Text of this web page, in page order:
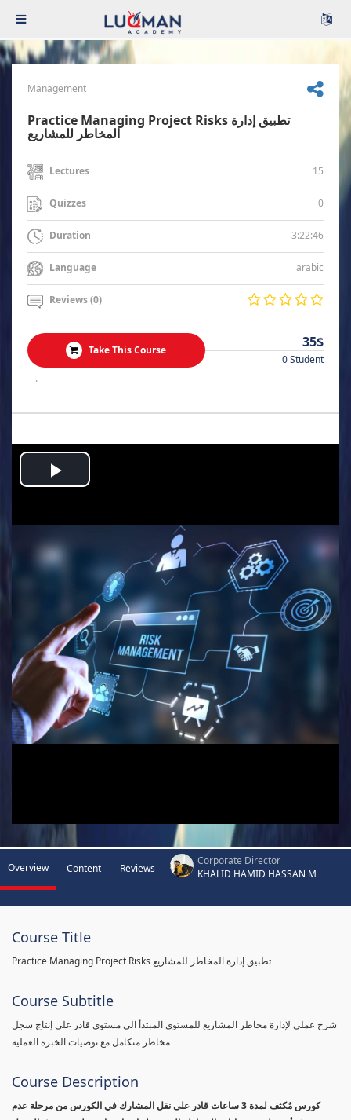
Management
Practice Managing Project Risks تطبيق إدارة
المخاطر للمشاريع
Lectures 15
Quizzes 0
Duration 3:22:46
Language arabic
Reviews (0)
Take This Course 35$
0 Student
.
Play
Video
Overview Content Reviews
Corporate Director
KHALID HAMID HASSAN M
Course Title
Practice Managing Project Risks تطبيق إدارة المخاطر للمشاريع
Course Subtitle
شرح عملي لإدارة مخاطر المشاريع للمستوى المبتدأ الى مستوى قادر على إنتاج سجل
مخاطر متكامل مع توصيات الخبرة العملية
Course Description
كورس مٌكثف لمدة 3 ساعات قادر على نقل المشارك في الكورس من مرحلة عدم